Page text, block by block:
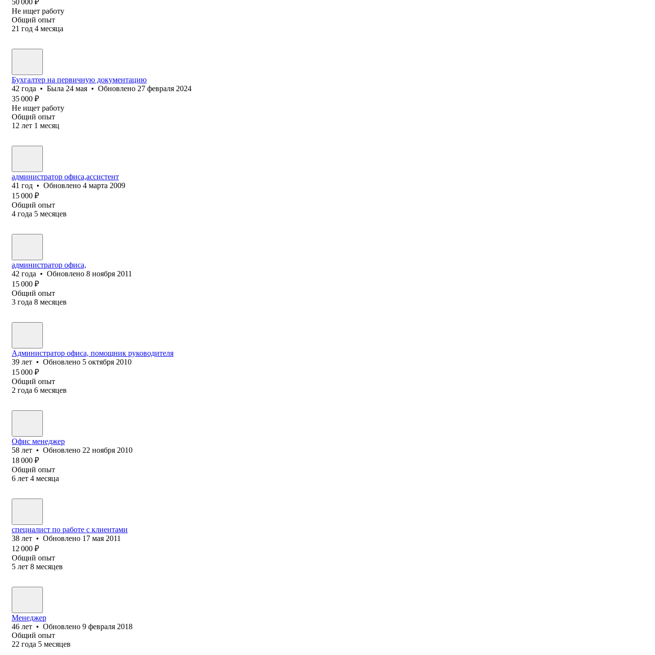
Не ищет работу
Общий опыт
21 год 4 месяца
Бухгалтер на первичную документацию
42 года • Была 24 мая • Обновлено 27 февраля 2024
35 000 ₽
Не ищет работу
Общий опыт
12 лет 1 месяц
администратор офиса,ассистент
41 год • Обновлено 4 марта 2009
15 000 ₽
Общий опыт
4 года 5 месяцев
администратор офиса,
42 года • Обновлено 8 ноября 2011
15 000 ₽
Общий опыт
3 года 8 месяцев
Администратор офиса, помощник руководителя
39 лет • Обновлено 5 октября 2010
15 000 ₽
Общий опыт
2 года 6 месяцев
Офис менеджер
58 лет • Обновлено 22 ноября 2010
18 000 ₽
Общий опыт
6 лет 4 месяца
специалист по работе с клиентами
38 лет • Обновлено 17 мая 2011
12 000 ₽
Общий опыт
5 лет 8 месяцев
Менеджер
46 лет • Обновлено 9 февраля 2018
Общий опыт
22 года 5 месяцев